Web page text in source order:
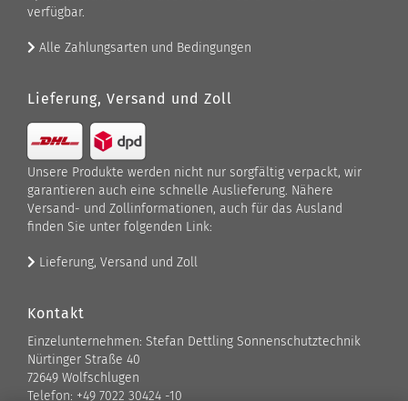
verfügbar.
Alle Zahlungsarten und Bedingungen
Lieferung, Versand und Zoll
Unsere Produkte werden nicht nur sorgfältig verpackt, wir
garantieren auch eine schnelle Auslieferung. Nähere
Versand- und Zollinformationen, auch für das Ausland
finden Sie unter folgenden Link:
Lieferung, Versand und Zoll
Kontakt
Einzelunternehmen: Stefan Dettling Sonnenschutztechnik
Nürtinger Straße 40
72649 Wolfschlugen
Telefon: +49 7022 30424 -10